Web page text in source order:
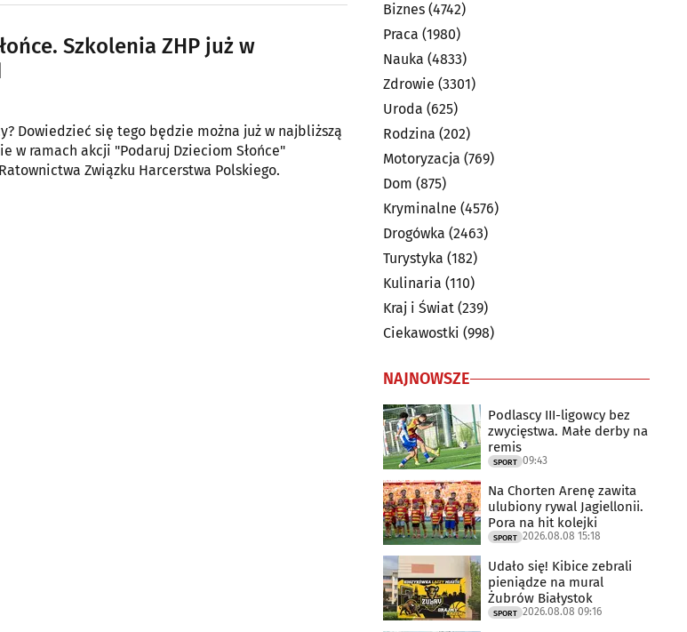
Szkolenia ZHP już w
Dowiedzieć się tego będzie można już w najbliższą
w ramach akcji "Podaruj Dzieciom Słońce"
Związku Harcerstwa Polskiego.
Biznes (4742)
Praca (1980)
Nauka (4833)
Zdrowie (3301)
Uroda (625)
Rodzina (202)
Motoryzacja (769)
Dom (875)
Kryminalne (4576)
Drogówka (2463)
Turystyka (182)
Kulinaria (110)
Kraj i Świat (239)
Ciekawostki (998)
NAJNOWSZE
Podlascy III-ligowcy bez
zwycięstwa. Małe derby na
remis
SPORT 09:43
Na Chorten Arenę zawita
ulubiony rywal Jagiellonii.
Pora na hit kolejki
SPORT 2026.08.08 15:18
Udało się! Kibice zebrali
pieniądze na mural
Żubrów Białystok
SPORT 2026.08.08 09:16